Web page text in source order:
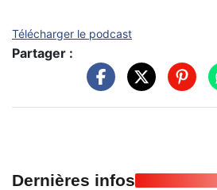
Télécharger le podcast
Partager :
Dernières infos